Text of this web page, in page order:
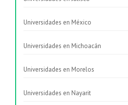
Universidades en México
Universidades en Michoacán
Universidades en Morelos
Universidades en Nayarit